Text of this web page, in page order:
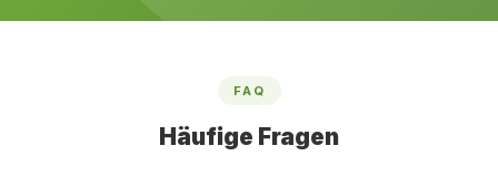
FAQ
Häufige Fragen